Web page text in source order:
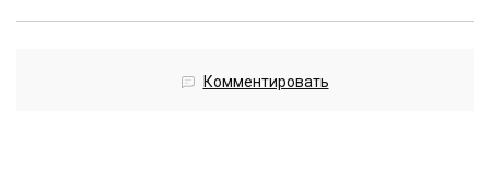
Комментировать